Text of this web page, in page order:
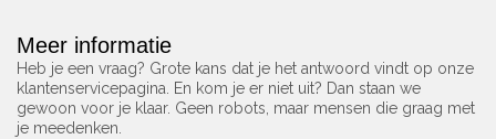
Meer informatie
Heb je een vraag? Grote kans dat je het antwoord vindt op onze
klantenservicepagina. En kom je er niet uit? Dan staan we
gewoon voor je klaar. Geen robots, maar mensen die graag met
je meedenken.